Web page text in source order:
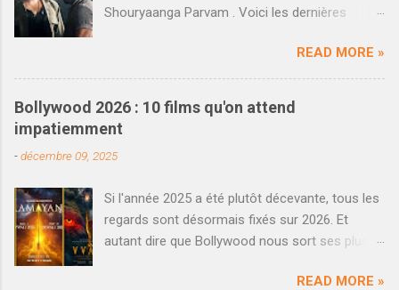
Shouryaanga Parvam . Voici les dernières
décembre dernier, le blockbuster Salaar réalisé
par Prashanth Neel a rencontré un succès
décent au box-office national. Loin d'atteindre
les scores fous de K.G.F : Chapter 2 , en partie
face à Shahrukh Khan et Dunki , le film a
voit les choses en grand et rêve de faire mieux.
On savait que plusieurs séquences avaient déjà
été tournée en même temps que le premier
READ MORE »
Bollywood 2026 : 10 films qu'on attend
impatiemment
-décembre 09, 2025
Si l'année 2025 a été plutôt décevante, tous les
regards sont désormais fixés sur 2026. Et
autant dire que Bollywood nous sort ses plus
attendait 2025 comme un renouveau après une
READ MORE »